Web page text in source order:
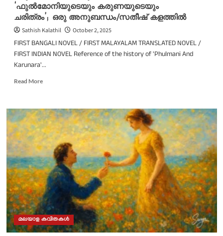
‘ഫുൽമോനിയുടെയും കരുണയുടെയും
ചരിത്രം’; ഒരു അനുബന്ധം/സതീഷ് കളത്തിൽ
Sathish Kalathil October 2, 2025
FIRST BANGALI NOVEL / FIRST MALAYALAM TRANSLATED NOVEL /
FIRST INDIAN NOVEL Reference of the history of 'Phulmani And
Karunara'...
Read MoreRead
‘ഫുൽമോനി
ഓ
കരുണാർ
ബിബരൺ’ അഥവാ,
‘ഫുൽമോനിയുടെയും
കരുണയുടെയും
ചരിത്രം’; ഒരു
അനുബന്ധം/
സതീഷ്
കളത്തിൽ
മലയാള കവിതകൾ